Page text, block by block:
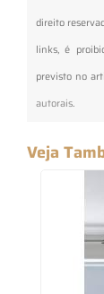
direito
links, é
previsto no
autorais.
Veja